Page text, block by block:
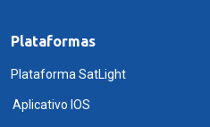
Plataformas
Plataforma SatLight
Aplicativo IOS